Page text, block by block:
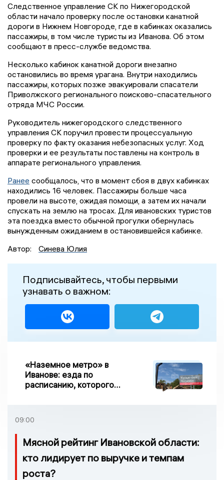
Следственное управление СК по Нижегородской
области начало проверку после остановки канатной
дороги в Нижнем Новгороде, где в кабинках оказались
пассажиры, в том числе туристы из Иванова. Об этом
сообщают в пресс-службе ведомства.
Несколько кабинок канатной дороги внезапно
остановились во время урагана. Внутри находились
пассажиры, которых позже эвакуировали спасатели
Приволжского регионального поисково-спасательного
отряда МЧС России.
Руководитель нижегородского следственного
управления СК поручил провести процессуальную
проверку по факту оказания небезопасных услуг. Ход
проверки и ее результаты поставлены на контроль в
аппарате регионального управления.
Ранее сообщалось, что в момент сбоя в двух кабинках
находились 16 человек. Пассажиры больше часа
провели на высоте, ожидая помощи, а затем их начали
спускать на землю на тросах. Для ивановских туристов
эта поездка вместо обычной прогулки обернулась
вынужденным ожиданием в остановившейся кабинке.
Автор:
Синева Юлия
Подписывайтесь, чтобы первыми
узнавать о важном:
«Наземное метро» в
Иванове: езда по
расписанию, которого
09:00
Мясной рейтинг Ивановской области:
кто лидирует по выручке и темпам
роста?